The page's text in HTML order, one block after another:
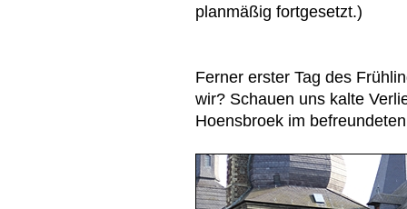
planmäßig fortgesetzt.)
Ferner erster Tag des
wir? Schauen uns kalte
Hoensbroek im